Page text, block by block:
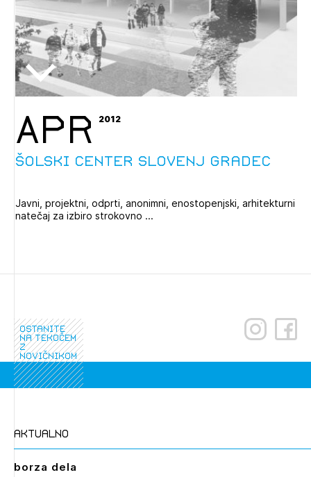
Izbrana vsebina je namenjena le ZAPS
registriranim uporabnikom. Da lahko do nje
dostopate, se je potrebno prijaviti.
PRIJAVITE SE REGISTRIRAJTE SE
APR 2012
Šolski center Slovenj Gradec
Javni, projektni, odprti, anonimni, enostopenjski, arhitekturni
natečaj za izbiro strokovno ...
ostanite
na tekočem
z
novičnikom
aktualno
borza dela